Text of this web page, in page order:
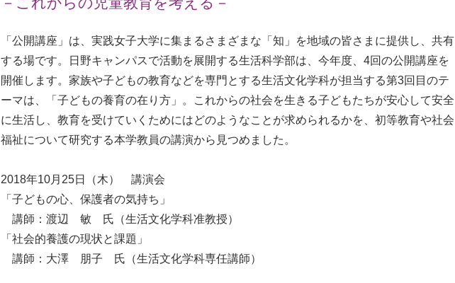
「公開講座」は、実践女子大学に集まるさまざまな「知」を地域の皆さまに提供し、共有
する場です。日野キャンパスで活動を展開する生活科学部は、今年度、4回の公開講座を
開催します。家族や子どもの教育などを専門とする生活文化学科が担当する第3回目のテ
ーマは、「子どもの養育の在り方」。これからの社会を生きる子どもたちが安心して安全
に生活し、教育を受けていくためにはどのようなことが求められるかを、初等教育や社会
福祉について研究する本学教員の講演から見つめました。
2018年10月25日（木） 講演会
「子どもの心、保護者の気持ち」
講師：渡辺 敏 氏（生活文化学科准教授）
「社会的養護の現状と課題」
講師：大澤 朋子 氏（生活文化学科専任講師）